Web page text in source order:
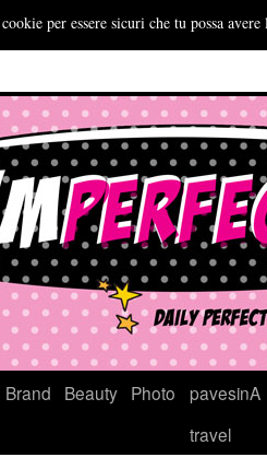
Brand Beauty Photo
pavesinA
travel
per essere sicuri che tu possa